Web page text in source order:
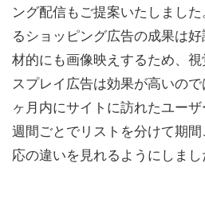
ング配信もご提案いたしまし
るショッピング広告の成果は
材的にも画像映えするため、
スプレイ広告は効果が高いの
ヶ月内にサイトに訪れたユー
週間ごとでリストを分けて期
応の違いを見れるようにしまし